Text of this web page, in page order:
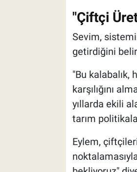
"Çiftçi
Sevim,
getirdiğini
"Bu kalabalık,
karşılığını
yıllarda ekili
tarım
Eylem,